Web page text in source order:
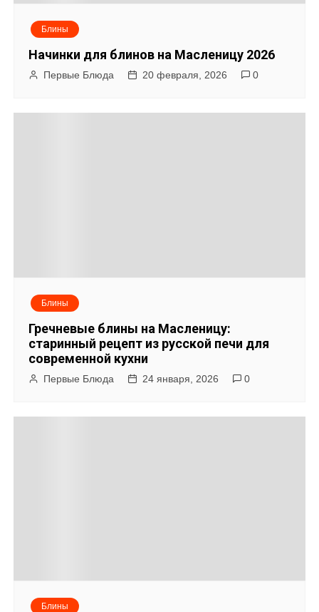
з
м
Блины
Начинки для блинов на Масленицу 2026
Первые Блюда 20 февраля, 2026 0
Блины
Гречневые блины на Масленицу:
старинный рецепт из русской печи для
современной кухни
Первые Блюда 24 января, 2026 0
Блины